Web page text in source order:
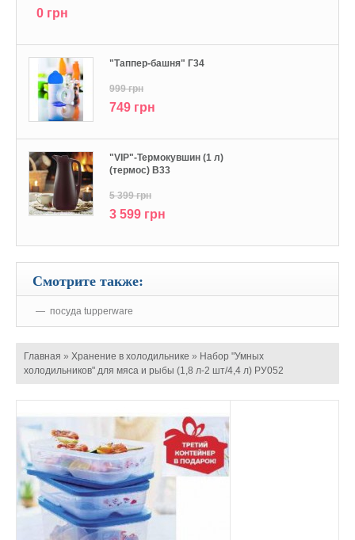
0 грн
"Tаппер-башня" Г34
999 грн
749 грн
"VIP"-Термокувшин (1 л)
(термос) В33
5 399 грн
3 599 грн
Смотрите также:
посуда tupperware
Главная » Хранение в холодильнике » Набор "Умных
холодильников" для мяса и рыбы (1,8 л-2 шт/4,4 л) РУ052